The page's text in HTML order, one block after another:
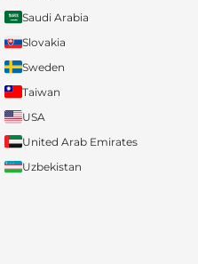
Saudi Arabia
Slovakia
Sweden
Taiwan
USA
United Arab Emirates
Uzbekistan